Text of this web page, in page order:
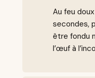
Au feu
secondes,
être fondu
l’œuf à